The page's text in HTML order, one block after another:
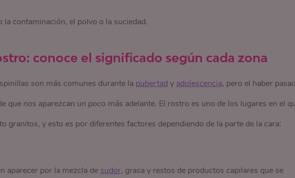
la contaminación, el polvo o la suciedad.
conoce el significado según cada zona
son más comunes durante la pubertad y adolescencia, pero el haber
que nos aparezcan un poco más adelante. El rostro es uno de los lugares en el
granitos, y esto es por diferentes factores dependiendo de la parte de la cara:
aparecer por la mezcla de sudor, grasa y restos de productos capilares que se